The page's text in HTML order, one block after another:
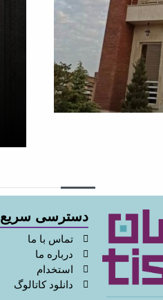
دسترسی سریع
تماس با ما
درباره ما
استخدام
دانلود کاتالوگ